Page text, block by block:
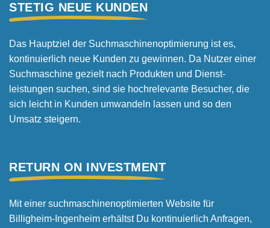
STETIG NEUE KUNDEN
Das Hauptziel der Suchmaschinen­optimierung ist es,
kontinuierlich neue Kunden zu gewinnen. Da Nutzer einer
Suchmaschine gezielt nach Produkten und Dienst­
leistungen suchen, sind sie hoch­relevante Besucher, die
sich leicht in Kunden umwandeln lassen und so den
Umsatz steigern.
RETURN ON INVESTMENT
Mit einer suchmaschinen­optimierten Website für
Billigheim-Ingenheim erhältst Du kontinuierlich Anfragen,